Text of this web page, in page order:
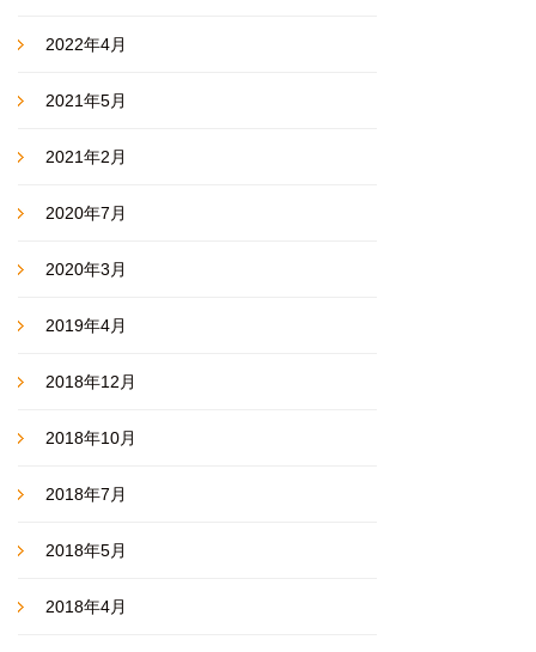
2022年4月
2021年5月
2021年2月
2020年7月
2020年3月
2019年4月
2018年12月
2018年10月
2018年7月
2018年5月
2018年4月